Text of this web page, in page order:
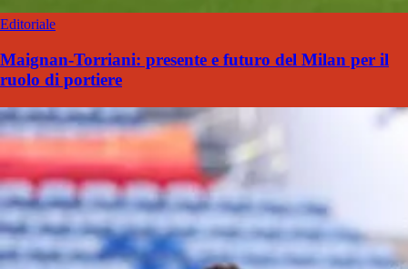
Editoriale
Maignan-Torriani: presente e futuro del Milan per il
ruolo di portiere